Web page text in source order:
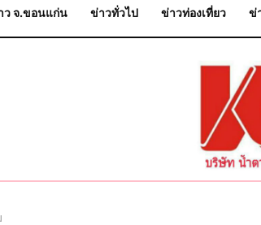
ว จ.ขอนแก่น ข่าวทั่วไป ข่าวท่องเที่ยว ข่